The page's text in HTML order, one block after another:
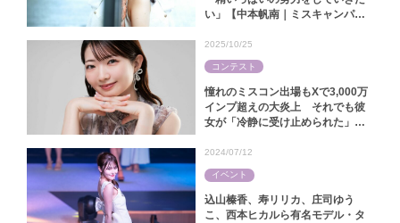
い」【中本帆南｜ミスキャンパス
憧れのミスコン出場もXで3,000万
インプ超えの大炎上 それでも彼
女が「冷静に受け止められた」ワ
2025】
2025/10/25
コンテスト
込山榛香、寿リリカ、庄司ゆう
こ、西本ヒカルら有名モデル・タ
2024/07/12
イベント